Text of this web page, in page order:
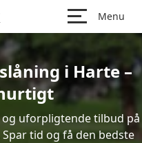
Menu
i Harte –
uforpligtende tilbud på
tid og få den bedste